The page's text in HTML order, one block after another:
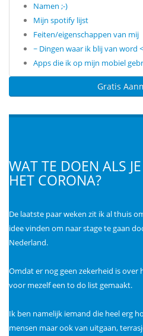
Namen ;-)
Mijn spotify lijst
Feiten/eigenschappen van mij
~ Dingen waar ik blij van word
Apps die ik op mijn mobiel
Gratis
WAT TE DOEN ALS
HET CORONA?
De laatste paar weken zit ik al thuis
idee vinden om naar stage te gaan
Nederland.
Omdat er nog geen zekerheid is
voor mezelf een to do list gemaakt.
Ik ben namelijk iemand die heel erg
mensen maar ook van uitgaan,